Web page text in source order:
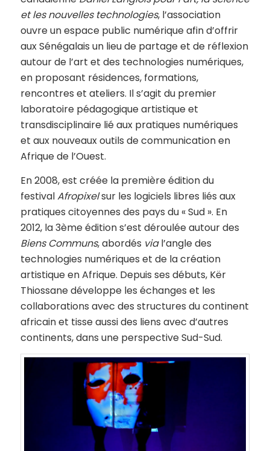
et les nouvelles technologies, l’association
ouvre un espace public numérique afin d’offrir
aux Sénégalais un lieu de partage et de réflexion
autour de l’art et des technologies numériques,
en proposant résidences, formations,
rencontres et ateliers. Il s’agit du premier
laboratoire pédagogique artistique et
transdisciplinaire lié aux pratiques numériques
et aux nouveaux outils de communication en
Afrique de l’Ouest.
En 2008, est créée la première édition du
festivalAfropixelsur les logiciels libres liés aux
pratiques citoyennes des pays du « Sud ». En
2012, la 3ème édition s’est déroulée autour des
Biens Communs, abordés vial’angle des
technologies numériques et de la création
artistique en Afrique. Depuis ses débuts, Kër
Thiossane développe les échanges et les
collaborations avec des structures du continent
africain et tisse aussi des liens avec d’autres
continents, dans une perspective Sud-Sud.